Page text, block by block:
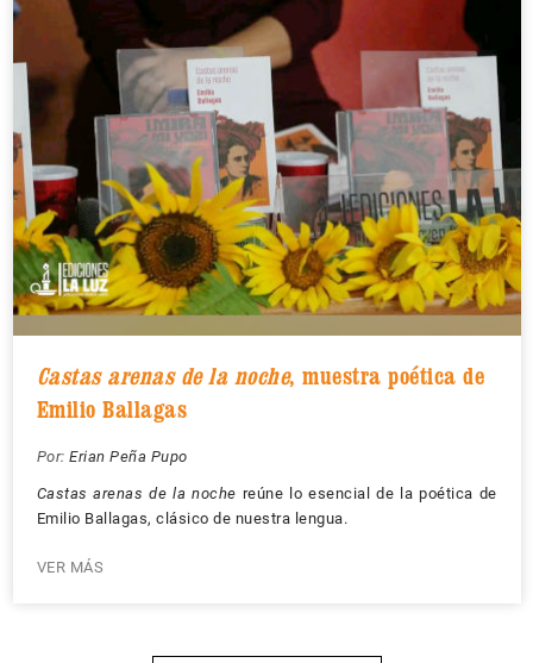
Castas arenas de la noche, muestra poética de
Emilio Ballagas
Por: Erian Peña Pupo
Castas arenas de la noche reúne lo esencial de la poética de
Emilio Ballagas, clásico de nuestra lengua.
VER MÁS